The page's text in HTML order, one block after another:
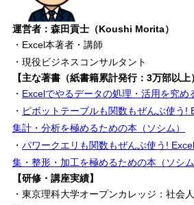
運営者：森田貢士（Koushi Morita）
・Excel本著者・講師
・現役ビジネスコンサルタント
【主な著書（紙書籍累計発行：3万部以上
・ Excelでやるデータの処理・活用を究め
・ ピボットテーブルも関数もぜんぶ使う!
集計・分析を極めるための本（ソシム）
・ パワークエリも関数もぜんぶ使う!
集・整形・加工を極めるための本（ソシム
【研修・講座実績】
・東京理科大学オープンカレッジ：社会